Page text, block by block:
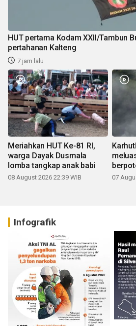
HUT pertama Kodam XXII/Tambun
pertahanan Kalteng
7 jam lalu
Meriahkan HUT Ke-81 RI,
warga Dayak Dusmala
lomba tangkap anak babi
08 August 2026 22:39 WIB 07
Infografik